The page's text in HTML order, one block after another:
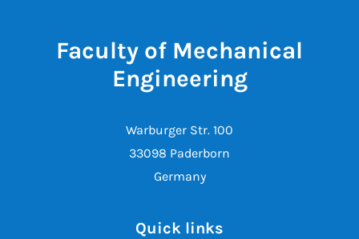
Faculty of Mechanical
Engineering
Warburger Str. 100
33098 Paderborn
Germany
Quick links